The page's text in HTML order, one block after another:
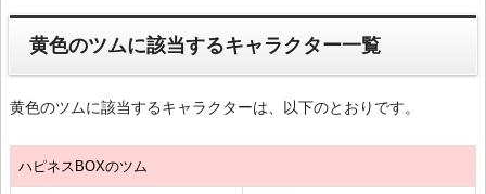
黄色のツムに該当するキャラクター一覧
黄色のツムに該当するキャラクターは、以下のとおりです。
ハピネスBOXのツム